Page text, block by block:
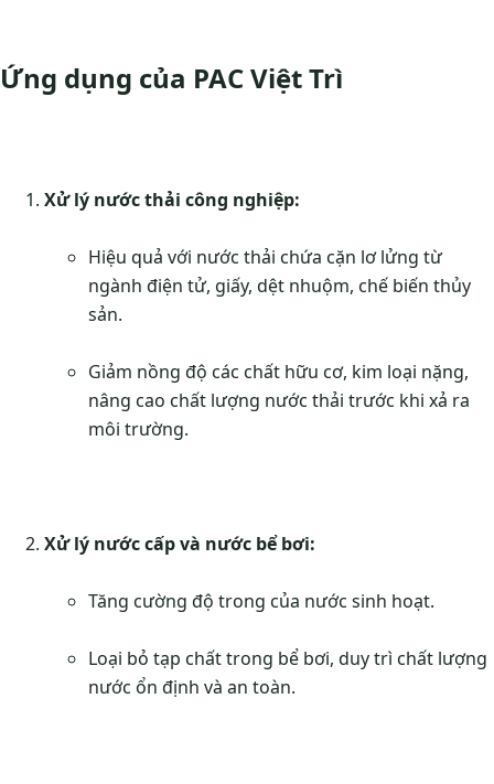
Ứng dụng của PAC Việt Trì
Xử lý nước thải công nghiệp:
Hiệu quả với nước thải chứa cặn lơ lửng từ
ngành điện tử, giấy, dệt nhuộm, chế biến thủy
sản.
Giảm nồng độ các chất hữu cơ, kim loại nặng,
nâng cao chất lượng nước thải trước khi xả ra
môi trường.
Xử lý nước cấp và nước bể bơi:
Tăng cường độ trong của nước sinh hoạt.
Loại bỏ tạp chất trong bể bơi, duy trì chất lượng
nước ổn định và an toàn.